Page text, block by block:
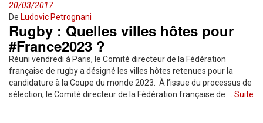
20/03/2017
De Ludovic Petrognani
Rugby : Quelles villes hôtes pour
#France2023 ?
Réuni vendredi à Paris, le Comité directeur de la Fédération
française de rugby a désigné les villes hôtes retenues pour la
candidature à la Coupe du monde 2023. À l’issue du processus de
sélection, le Comité directeur de la Fédération française de … Suite